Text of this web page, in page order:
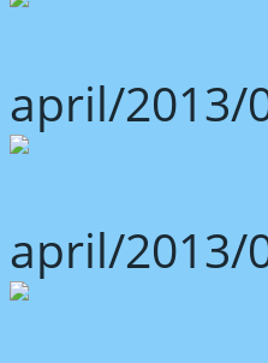
april/2013/
april/2013/